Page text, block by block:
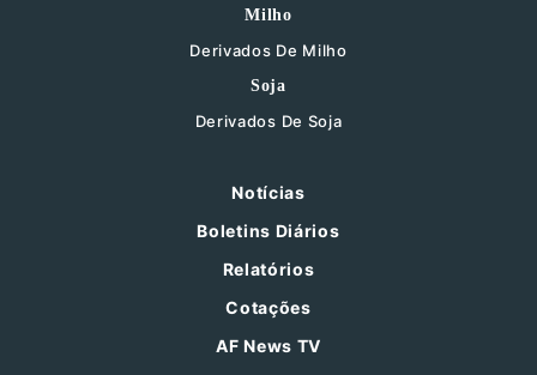
Milho
Derivados De Milho
Soja
Derivados De Soja
Notícias
Boletins Diários
Relatórios
Cotações
AF News TV